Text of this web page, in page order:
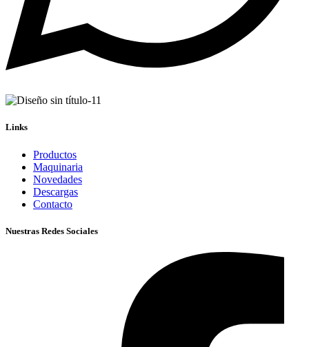
Links
Productos
Maquinaria
Novedades
Descargas
Contacto
Nuestras Redes Sociales